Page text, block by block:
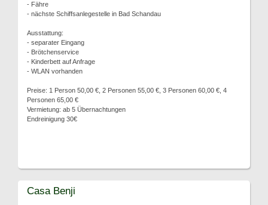
- Fähre
- nächste Schiffsanlegestelle in Bad Schandau
Ausstattung:
- separater Eingang
- Brötchenservice
- Kinderbett auf Anfrage
- WLAN vorhanden
Preise: 1 Person 50,00 €, 2 Personen 55,00 €, 3 Personen 60,00 €, 4
Personen 65,00 €
Vermietung: ab 5 Übernachtungen
Endreinigung 30€
Casa Benji